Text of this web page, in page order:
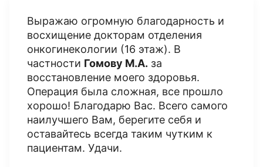
Выражаю огромную благодарность и
восхищение докторам отделения
онкогинекологии (16 этаж). В
частности Гомову М.А. за
восстановление моего здоровья.
Операция была сложная, все прошло
хорошо! Благодарю Вас. Всего самого
наилучшего Вам, берегите себя и
оставайтесь всегда таким чутким к
пациентам. Удачи.